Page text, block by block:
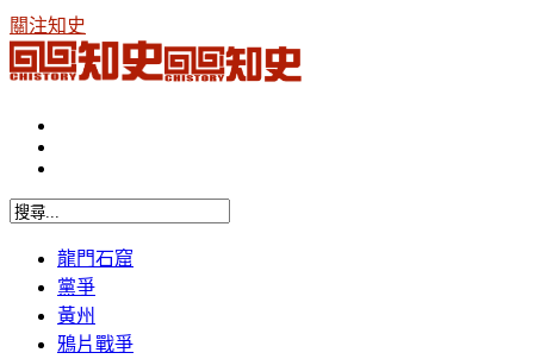
關注知史
龍門石窟
黨爭
黃州
鴉片戰爭